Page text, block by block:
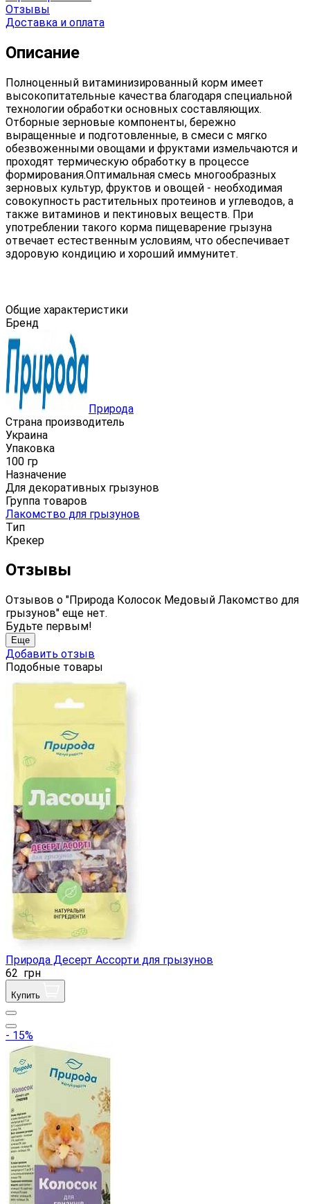
Отзывы
Доставка и оплата
Описание
Полноценный витаминизированный корм имеет
высокопитательные качества благодаря специальной
технологии обработки основных составляющих.
Отборные зерновые компоненты, бережно
выращенные и подготовленные, в смеси с мягко
обезвоженными овощами и фруктами измельчаются и
проходят термическую обработку в процессе
формирования.Оптимальная смесь многообразных
зерновых культур, фруктов и овощей - необходимая
совокупность растительных протеинов и углеводов, а
также витаминов и пектиновых веществ. При
употреблении такого корма пищеварение грызуна
отвечает естественным условиям, что обеспечивает
здоровую кондицию и хороший иммунитет.
Общие характеристики
Бренд
Природа
Страна производитель
Украина
Упаковка
100 гр
Назначение
Для декоративных грызунов
Группа товаров
Лакомство для грызунов
Тип
Крекер
Отзывы
Отзывов о "Природа Колосок Медовый Лакомство для
грызунов" еще нет.
Будьте первым!
Еще
Добавить отзыв
Подобные товары
Природа Десерт Ассорти для грызунов
62 грн
Купить
- 15%